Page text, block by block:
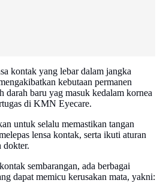
kontak yang lebar dalam jangka
kebutaan permanen
darah baru yag masuk kedalam kornea
di KMN Eyecare.
untuk selalu memastikan tangan
lensa kontak, serta ikuti aturan
dokter.
sembarangan, ada berbagai
dapat memicu kerusakan mata, yakni: